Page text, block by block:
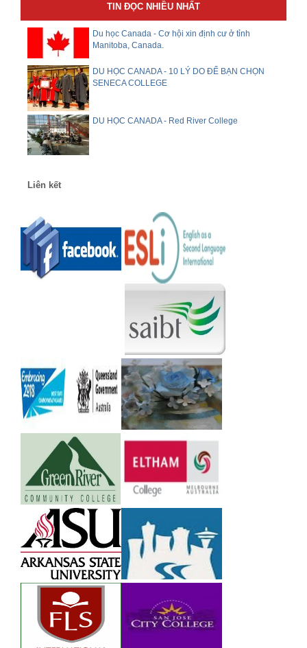
TIN ĐỌC NHIỀU NHẤT
Du học Canada - Cơ hội xin định cư ở tỉnh
Manitoba, Canada.
DU HỌC CANADA - 10 LÝ DO ĐỂ BẠN CHỌN
SENECA COLLEGE
DU HỌC CANADA - Red River College
Liên kết